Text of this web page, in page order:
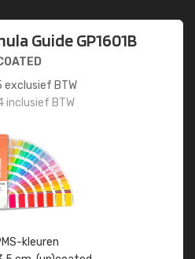
Guide GP1601B
exclusief BTW
inclusief BTW
kleuren